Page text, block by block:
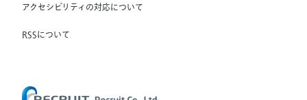
Staffmark Group, LLC
The CSI Companies, Inc.
アクセシビリティの対応について
RSSについて